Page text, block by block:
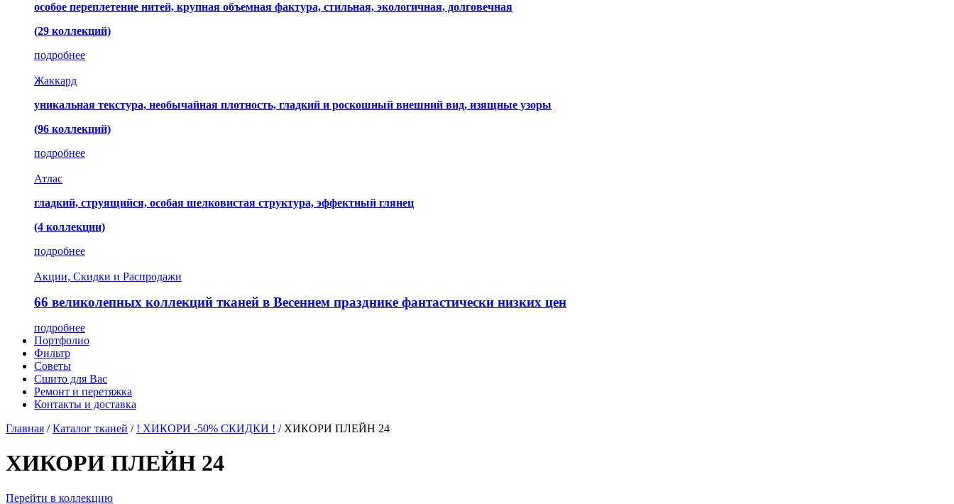
особое переплетение нитей, крупная объемная фактура, стильная, экологичная, долговечная
(29 коллекций)
подробнее
Жаккард
уникальная текстура, необычайная плотность, гладкий и роскошный внешний вид, изящные узоры
(96 коллекций)
подробнее
Атлас
гладкий, струящийся, особая шелковистая структура, эффектный глянец
(4 коллекции)
подробнее
Акции, Скидки и Распродажи
66 великолепных коллекций тканей в Весеннем празднике фантастически низких цен
подробнее
Портфолио
Фильтр
Советы
Сшито для Вас
Ремонт и перетяжка
Контакты и доставка
Главная / Каталог тканей / ! ХИКОРИ -50% СКИДКИ ! / ХИКОРИ ПЛЕЙН 24
ХИКОРИ ПЛЕЙН 24
Перейти в коллекцию